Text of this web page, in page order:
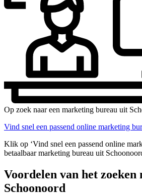
Op zoek naar een marketing bureau uit
Vind snel een passend online marketing
Klik op ‘Vind snel een passend online
betaalbaar marketing bureau uit
Voordelen van het
Schoonoord